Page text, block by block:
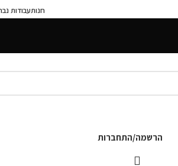
הרשמה/התחברות
חנותעבודות